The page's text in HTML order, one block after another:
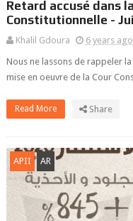
Retard accusé dans
Constitutionnelle -
Khalil Gdoura
6 years ago
Nous ne lassons de rappeler
mise en oeuvre de la Cour
Read More Share
APII AR